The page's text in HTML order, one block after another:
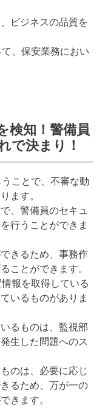
ビジネスの品質を
、保安業務におい
検知！警備員
で決まり！
ことで、不審な動
ます。
、警備員のセキュ
行うことができま
きるため、事務作
ことができます。
報を取得している
いるものがありま
るものは、監視部
生した問題へのス
のは、必要に応じ
るため、万が一の
きます。